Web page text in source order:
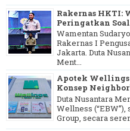
Rakernas HKTI:
Peringatkan
Wamentan
Rakernas I
Jakarta. Duta
Ment...
Apotek Wellings
Konsep
Duta Nusantara
Wellness
Group, secara